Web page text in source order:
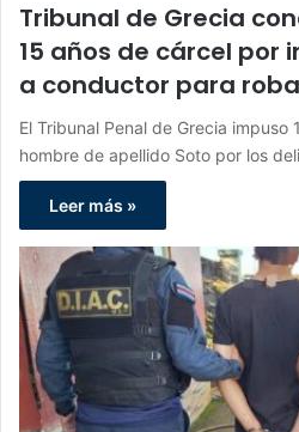
Tribunal de Grecia
15 años de cárcel
a conductor para
El Tribunal Penal de Grecia impuso
hombre de apellido Soto por los
Leer más »